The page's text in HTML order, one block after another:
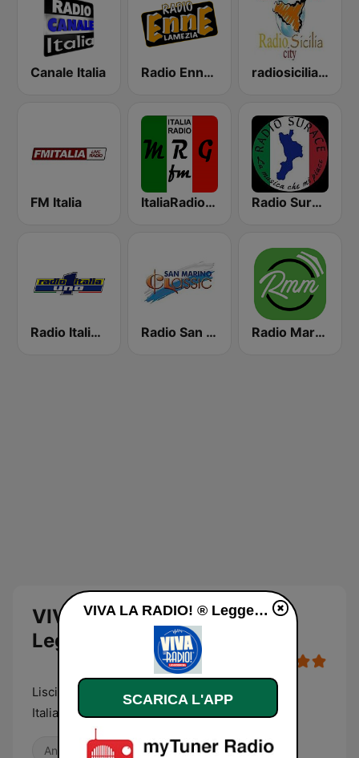
Canale Italia Radio Enne Lamezia radiosicilia city catania
FM Italia ItaliaRadio (MRG.fm) Radio Surace
Radio Italia Uno Radio San Marino Classic Radio Marche nel Mondo
VIVA LA RADIO! ®
Leggerissima diretta
Liscia, gasata e leggerissima la Radio Leggera
Italiana
Anni '80 Oldies
VIVA LA RADIO! ® Leggerissima diretta
SCARICA L'APP